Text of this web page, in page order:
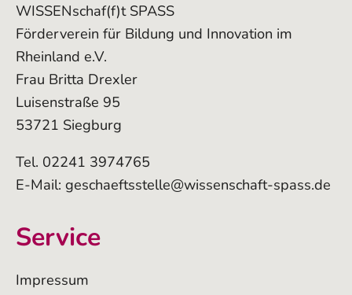
WISSENschaf(f)t SPASS
Förderverein für Bildung und Innovation im
Rheinland e.V.
Frau Britta Drexler
Luisenstraße 95
53721 Siegburg
Tel. 02241 3974765
E-Mail: geschaeftsstelle@wissenschaft-spass.de
Service
Impressum